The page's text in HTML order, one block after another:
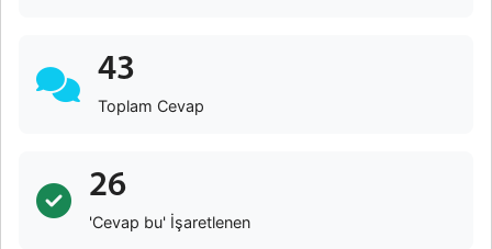
43
Toplam Cevap
26
'Cevap bu' İşaretlenen